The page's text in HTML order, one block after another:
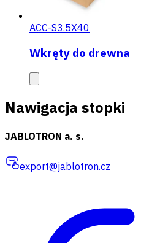
ACC-S3.5X40
Wkręty do drewna
Nawigacja stopki
JABLOTRON a. s.
export@jablotron.cz